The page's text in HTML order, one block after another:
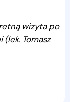
wizyta po
Tomasz